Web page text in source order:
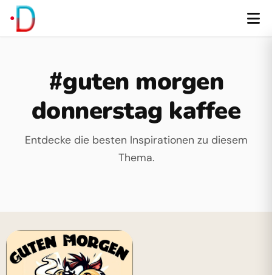
#guten morgen
donnerstag kaffee
Entdecke die besten Inspirationen zu diesem
Thema.